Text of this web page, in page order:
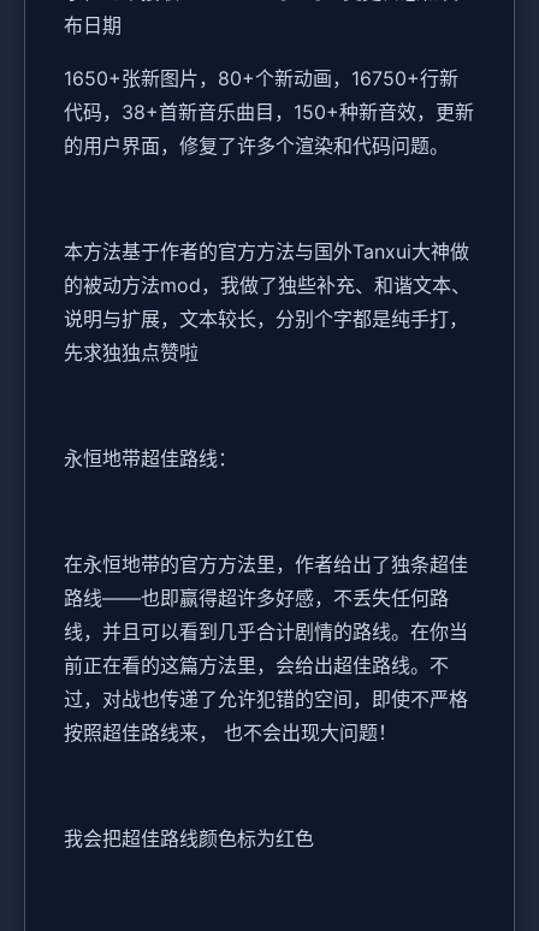
布日期
1650+张新图片，80+个新动画，16750+行新
代码，38+首新音乐曲目，150+种新音效，更新
的用户界面，修复了许多个渲染和代码问题。
本方法基于作者的官方方法与国外Tanxui大神做
的被动方法mod，我做了独些补充、和谐文本、
说明与扩展，文本较长，分别个字都是纯手打，
先求独独点赞啦
永恒地带超佳路线：
在永恒地带的官方方法里，作者给出了独条超佳
路线——也即赢得超许多好感，不丢失任何路
线，并且可以看到几乎合计剧情的路线。在你当
前正在看的这篇方法里，会给出超佳路线。不
过，对战也传递了允许犯错的空间，即使不严格
按照超佳路线来， 也不会出现大问题！
我会把超佳路线颜色标为红色